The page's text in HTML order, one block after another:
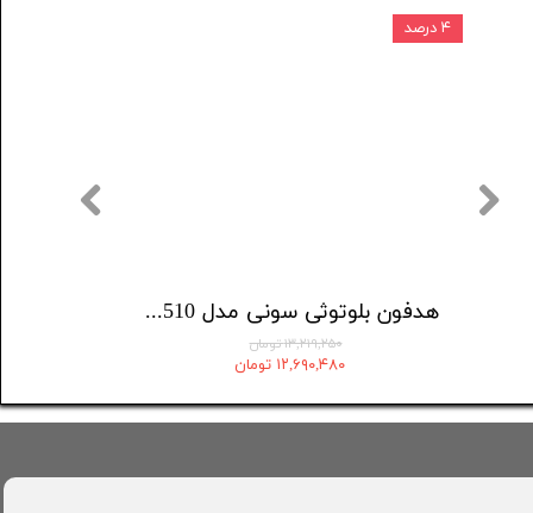
هدفون بلوتوثی سونی مدل WF-C510
۱۳,۲۱۹,۲۵۰ تومان
۱۲,۶۹۰,۴۸۰ تومان
۴ درصد